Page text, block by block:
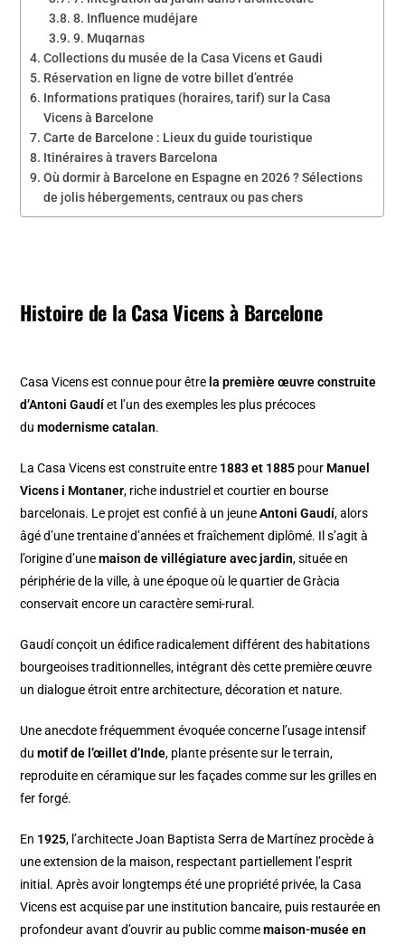
8. Influence mudéjare
9. Muqarnas
Collections du musée de la Casa Vicens et Gaudi
Réservation en ligne de votre billet d’entrée
Informations pratiques (horaires, tarif) sur la Casa
Vicens à Barcelone
Carte de Barcelone : Lieux du guide touristique
Itinéraires à travers Barcelona
Où dormir à Barcelone en Espagne en 2026 ? Sélections
de jolis hébergements, centraux ou pas chers
Histoire de la Casa Vicens à Barcelone
Casa Vicens est connue pour être la première œuvre construite
d’Antoni Gaudíet l’un des exemples les plus précoces
dumodernisme catalan.
La Casa Vicens est construite entre 1883 et 1885 pour Manuel
Vicens i Montaner, riche industriel et courtier en bourse
barcelonais. Le projet est confié à un jeuneAntoni Gaudí, alors
âgé d’une trentaine d’années et fraîchement diplômé. Il s’agit à
l’origine d’unemaison de villégiature avec jardin, située en
périphérie de la ville, à une époque où le quartier de Gràcia
conservait encore un caractère semi-rural.
Gaudí conçoit un édifice radicalement différent des habitations
bourgeoises traditionnelles, intégrant dès cette première œuvre
un dialogue étroit entre architecture, décoration et nature.
Une anecdote fréquemment évoquée concerne l’usage intensif
dumotif de l’œillet d’Inde, plante présente sur le terrain,
reproduite en céramique sur les façades comme sur les grilles en
fer forgé.
En 1925, l’architecte Joan Baptista Serra de Martínez procède à
une extension de la maison, respectant partiellement l’esprit
initial. Après avoir longtemps été une propriété privée, la Casa
Vicens est acquise par une institution bancaire, puis restaurée en
profondeur avant d’ouvrir au public commemaison-musée en